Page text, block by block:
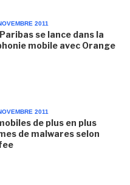
2011
se lance dans la
mobile avec Orange
2011
de plus en plus
de malwares selon